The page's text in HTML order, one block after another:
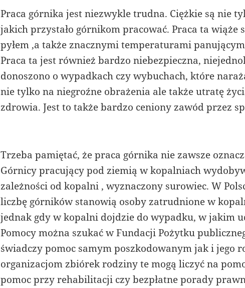
Praca górnika jest niezwykle trudna. Ciężkie są nie
jakich przystało górnikom pracować. Praca ta wiąże
pyłem ,a także znacznymi temperaturami
Praca ta jest również bardzo niebezpieczna,
donoszono o wypadkach czy wybuchach, które
nie tylko na niegroźne obrażenia ale także utratę
zdrowia. Jest to także bardzo ceniony zawód przez
Trzeba pamiętać, że praca górnika nie zawsze
Górnicy pracujący pod ziemią w kopalniach
zależności od kopalni , wyznaczony surowiec. W
liczbę górników stanowią osoby zatrudnione w
jednak gdy w kopalni dojdzie do wypadku, w jakim
Pomocy można szukać w Fundacji Pożytku
świadczy pomoc samym poszkodowanym jak i jego
organizacjom zbiórek rodziny te mogą liczyć na
pomoc przy rehabilitacji czy bezpłatne porady